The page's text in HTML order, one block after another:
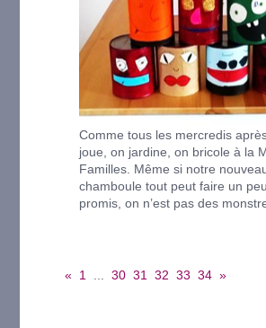
Comme tous les mercredis
joue, on jardine, on bricole à la
Familles. Même si notre
chamboule tout peut faire un
promis, on n’est pas des
« 1 30 31 32 33 34 »